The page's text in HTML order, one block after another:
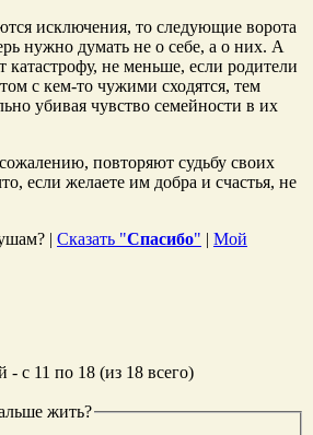
исключения, то следующие ворота
нужно думать не о себе, а о них. А
катастрофу, не меньше, если родители
с кем-то чужими сходятся, тем
убивая чувство семейности в их
повторяют судьбу своих
если желаете им добра и счастья, не
| Сказать "Спасибо" | Мой
с 11 по 18 (из 18 всего)
жить?